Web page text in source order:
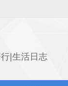
|生活日志